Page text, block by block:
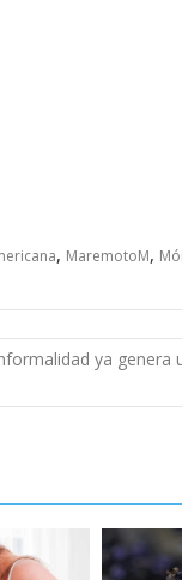
, MaremotoM,
ya genera